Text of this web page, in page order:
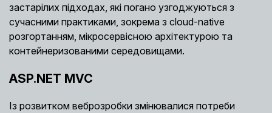
застарілих підходах, які погано узгоджуються з
сучасними практиками, зокрема з cloud-native
розгортанням, мікросервісною архітектурою та
контейнеризованими середовищами.
ASP.NET MVC
Із розвитком веброзробки змінювалися потреби